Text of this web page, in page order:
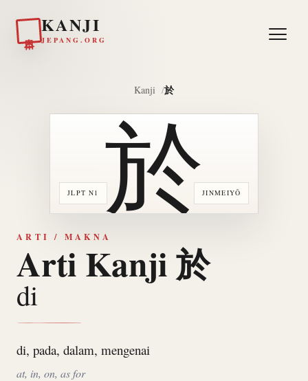
KANJI
JEPANG.ORG
Kanji 於
JLPT N1 JINMEIYŌ
於
ARTI / MAKNA
Arti Kanji 於
di
di, pada, dalam, mengenai
at, in, on, as for